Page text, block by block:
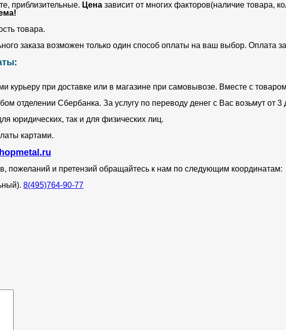
приблизительные. Цена зависит от многих факторов(наличие товара,
товара.
заказа возможен только один способ оплаты на ваш выбор. Оплата
курьеру при доставке или в магазине при самовывозе. Вместе с
отделении Сбербанка. За услугу по переводу денег с Вас возьмут от 3
юридических, так и для физических лиц.
картами.
пожеланий и претензий обращайтесь к нам по следующим координатам:
8(495)764-90-77